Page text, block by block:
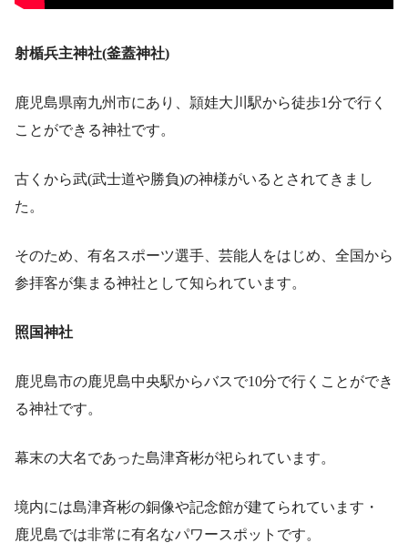
射楯兵主神社(釜蓋神社)
鹿児島県南九州市にあり、頴娃大川駅から徒歩1分で行く
ことができる神社です。
古くから武(武士道や勝負)の神様がいるとされてきまし
た。
そのため、有名スポーツ選手、芸能人をはじめ、全国から
参拝客が集まる神社として知られています。
照国神社
鹿児島市の鹿児島中央駅からバスで10分で行くことができ
る神社です。
幕末の大名であった島津斉彬が祀られています。
境内には島津斉彬の銅像や記念館が建てられています・
鹿児島では非常に有名なパワースポットです。